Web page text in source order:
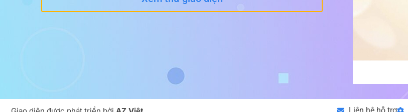
Liên hệ hỗ trợ